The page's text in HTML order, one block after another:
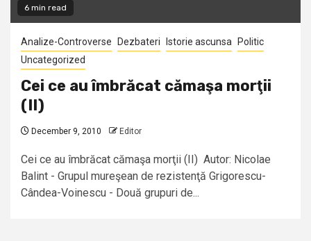
6 min read
Analize-Controverse Dezbateri Istorie ascunsa
Politic
Uncategorized
Cei ce au îmbrăcat cămaşa morţii
(II)
December 9, 2010 Editor
Cei ce au îmbrăcat cămaşa morţii (II) Autor: Nicolae
Balint - Grupul mureşean de rezistenţă Grigorescu-
Cândea-Voinescu - Două grupuri de...